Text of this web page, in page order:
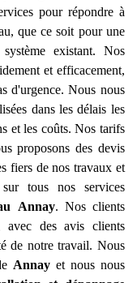
pour répondre à
que ce soit pour une
existant. Nos
et efficacement,
d'urgence. Nous nous
dans les délais les
et les coûts. Nos tarifs
proposons des devis
fiers de nos travaux et
tous nos services
Annay. Nos clients
avec des avis clients
de notre travail. Nous
Annay et nous nous